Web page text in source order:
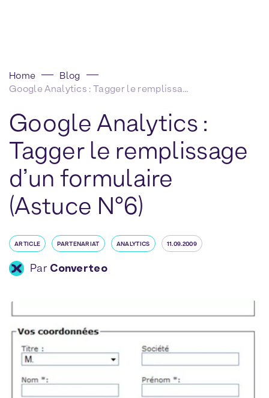
Home
Blog
Google Analytics : Tagger le remplissage d’un formulaire (Astuce N°6)
Google Analytics :
Tagger le remplissage
d’un formulaire
(Astuce N°6)
ARTICLE PARTENARIAT ANALYTICS 11.09.2009
Par Converteo